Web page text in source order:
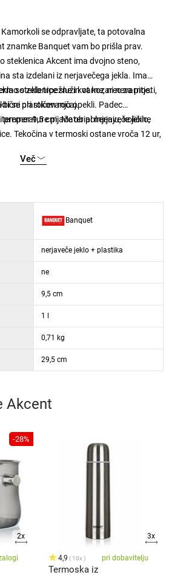
se odpravljate, ta potovalna
znamke Banquet vam bo prišla prav.
steklenica Akcent ima dvojno steno,
sta izdelani iz nerjavečega jekla. Ima
steklenice služi kot kozarec za pitje.
plastičen ročaj.
so zelo trpežne in varne, ni nevarnosti,
se pri rokovanju opekli. Padec
pijače ob polnjenju, količine
Tekočina v termoski ostane vroča 12 ur,
9,5 cm. Material nerjaveče jeklo,
Več
Banquet
nerjaveče jeklo + plastika
ne
9,5 cm
1 l
0,71 kg
29,5 cm
Akcent
-28%
2x 3x
4,9 10x pri dobavitelju
Termoska iz